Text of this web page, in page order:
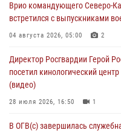
06 августа 2026, 11:27
В Москве росгвардейцы
06 августа 2026, 11:20 1
Врио командующего Северо-
встретился с выпускниками
04 августа 2026, 05:00 2
Директор Росгвардии Герой
посетил кинологический
(видео)
28 июля 2026, 16:50 1
В ОГВ(с) завершилась